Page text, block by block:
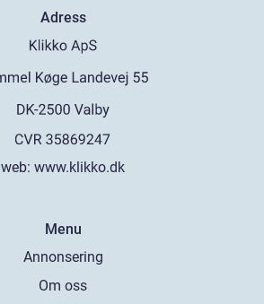
Adress
web: www.klikko.dk
Menu
Annonsering
Om oss